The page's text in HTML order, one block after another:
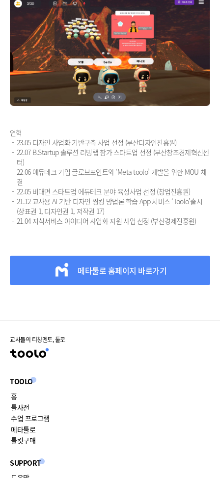
연혁
23.05 디자인 사업화 기반구축 사업 선정 (부산디자인진흥원)
22.07 B.Startup 솔루션 리빙랩 참가 스타트업 선정 (부산창조경제혁신센
터)
22.06 에듀테크 기업 글로브포인트와 ‘Meta toolo’ 개발을 위한 MOU 체
결
22.05 비대면 스타트업 에듀테크 분야 육성사업 선정 (창업진흥원)
21.12 교사용 AI 기반 디자인 씽킹 방법론 학습 App 서비스 ‘Toolo’출시
(상표권 1, 디자인권 1, 저작권 17)
21.04 지식서비스 아이디어 사업화 지원 사업 선정 (부산경제진흥원)
메타툴로 홈페이지 바로가기
교사들의 티칭멘토, 툴로
TOOLO
홈
툴사전
수업 프로그램
메타툴로
툴킷구매
SUPPORT